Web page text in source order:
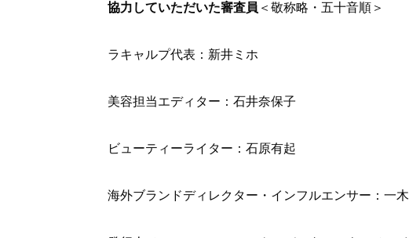
協力していただいた審査員 ＜敬称略・五十音順＞
ラキャルプ代表：新井ミホ
美容担当エディター：石井奈保子
ビューティーライター：石原有起
海外ブランドディレクター・インフルエンサー：一